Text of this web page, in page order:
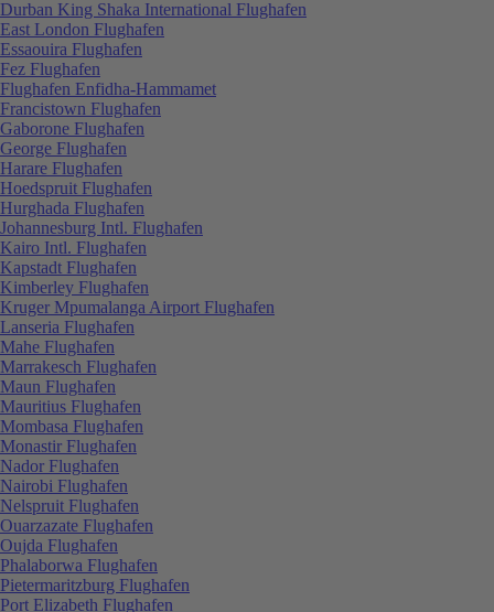
Durban King Shaka International Flughafen
East London Flughafen
Essaouira Flughafen
Fez Flughafen
Flughafen Enfidha-Hammamet
Francistown Flughafen
Gaborone Flughafen
George Flughafen
Harare Flughafen
Hoedspruit Flughafen
Hurghada Flughafen
Johannesburg Intl. Flughafen
Kairo Intl. Flughafen
Kapstadt Flughafen
Kimberley Flughafen
Kruger Mpumalanga Airport Flughafen
Lanseria Flughafen
Mahe Flughafen
Marrakesch Flughafen
Maun Flughafen
Mauritius Flughafen
Mombasa Flughafen
Monastir Flughafen
Nador Flughafen
Nairobi Flughafen
Nelspruit Flughafen
Ouarzazate Flughafen
Oujda Flughafen
Phalaborwa Flughafen
Pietermaritzburg Flughafen
Port Elizabeth Flughafen